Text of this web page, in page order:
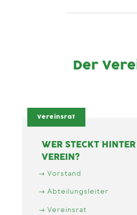
Der
Vereinsrat
WER STECKT
VEREIN?
Vorstand
Abteilungsleiter
Vereinsrat